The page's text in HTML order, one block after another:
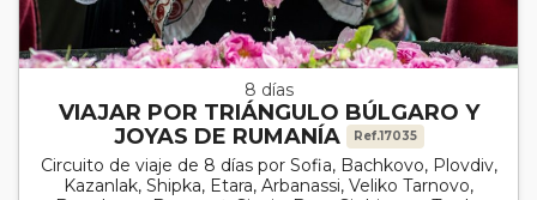
8 días
VIAJAR POR TRIÁNGULO BÚLGARO Y
JOYAS DE RUMANÍA
Ref.17035
Circuito de viaje de 8 días por Sofia, Bachkovo, Plovdiv,
Kazanlak, Shipka, Etara, Arbanassi, Veliko Tarnovo,